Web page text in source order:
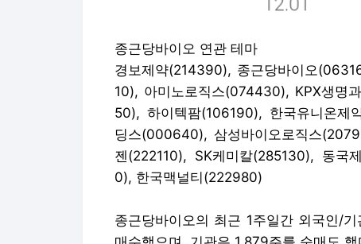
종근당바이오 연관 테마
경보제약(214390), 종근당바이오
10), 아미노로직스(074430), KPX생명
50), 하이텍팜(106190), 한국유니온제
딩스(000640), 삼성바이오로직스
젠(222110), SK케미칼(285130), 동국
0), 한국맥널티(222980)
종근당바이오의 최근 1주일간 외국인/